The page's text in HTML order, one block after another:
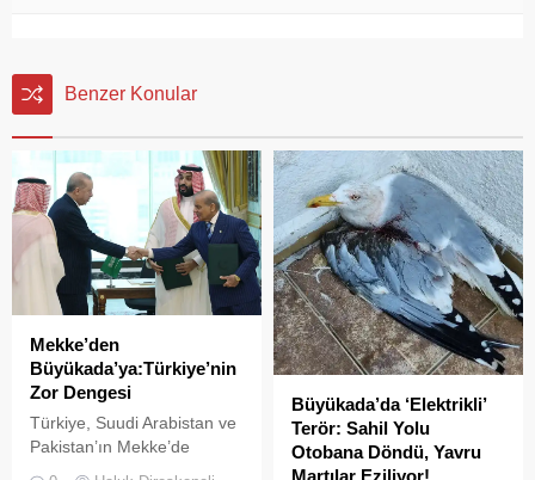
Benzer Konular
Mekke’den
Büyükada’ya:Türkiye’nin
Zor Dengesi
Türkiye, Suudi Arabistan ve
Pakistan’ın Mekke’de
Büyükada’da ‘Elektrikli’
Terör: Sahil Yolu
Otobana Döndü, Yavru
Martılar Eziliyor!